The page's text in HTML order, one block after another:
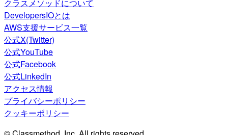
クラスメソッドについて
DevelopersIOとは
AWS支援サービス一覧
公式X(Twitter)
公式YouTube
公式Facebook
公式LinkedIn
アクセス情報
プライバシーポリシー
クッキーポリシー